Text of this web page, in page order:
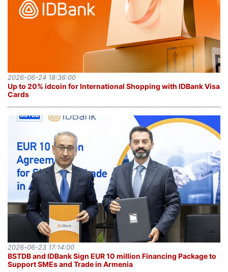
Up to 20% idcoin for International Shopping with IDBank Visa
Cards
2026-06-24 18:36:00
BSTDB and IDBank Sign EUR 10 million Financing Package to
Support SMEs and Trade in Armenia
2026-06-23 17:14:00